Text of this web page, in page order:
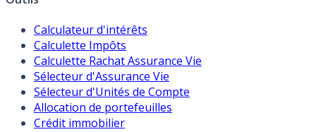
Calculateur d'intérêts
Calculette Impôts
Calculette Rachat Assurance Vie
Sélecteur d'Assurance Vie
Sélecteur d'Unités de Compte
Allocation de portefeuilles
Crédit immobilier